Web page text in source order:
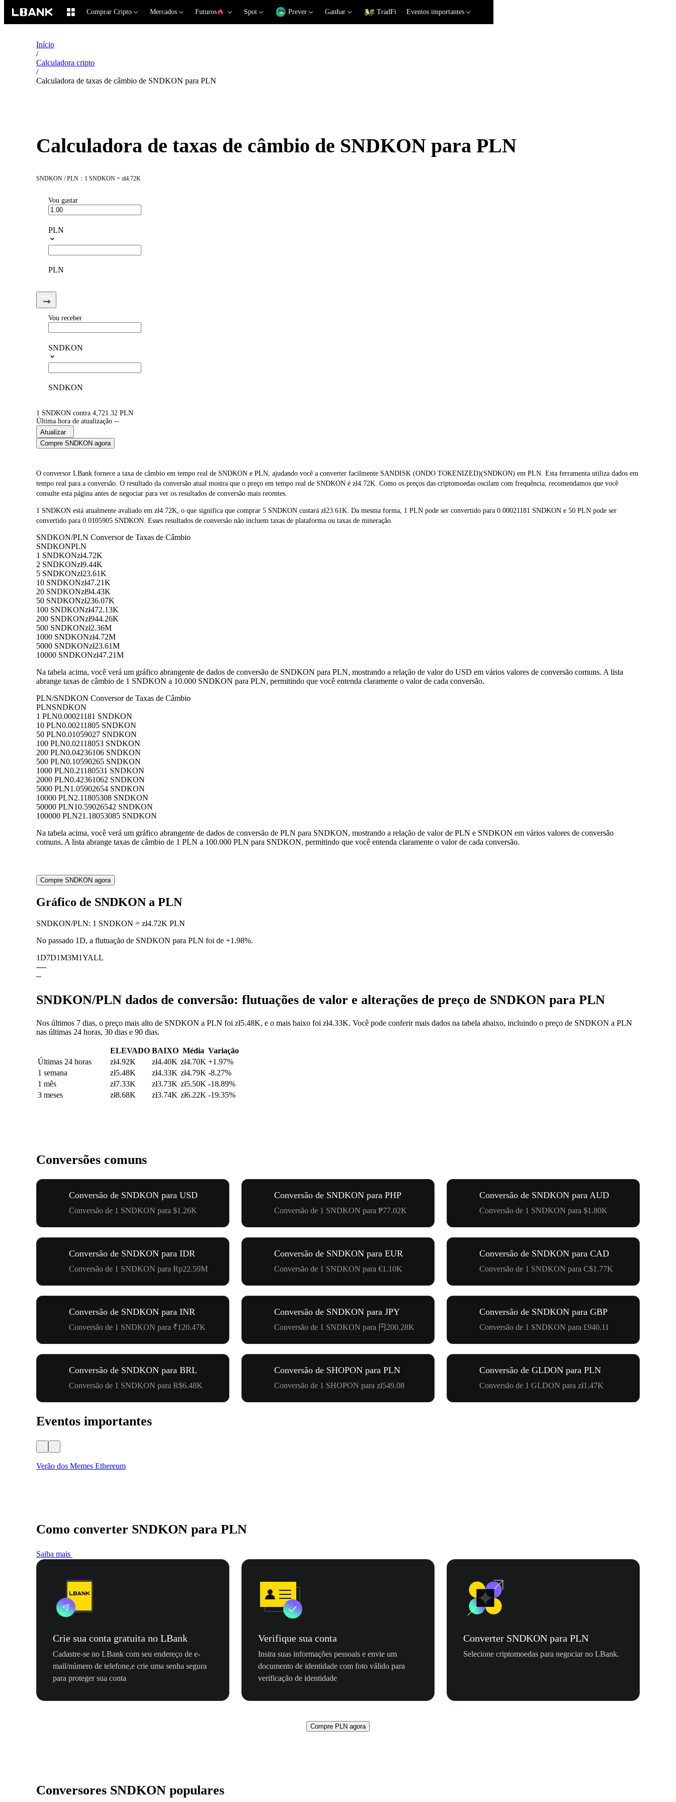
Comprar Cripto Mercados Futuros Spot Prever Ganhar TradFi Eventos importantes
Início
/
Calculadora cripto
/
Calculadora de taxas de câmbio de SNDKON para PLN
Calculadora de taxas de câmbio de SNDKON para PLN
SNDKON / PLN：1 SNDKON = zł4.72K
Vou gastar
PLN
PLN
Vou receber
SNDKON
SNDKON
1 SNDKON contra 4,721.32 PLN
Última hora de atualização --
Atualizar
Compre SNDKON agora
O conversor LBank fornece a taxa de câmbio em tempo real de SNDKON e PLN, ajudando você a converter facilmente SANDISK (ONDO TOKENIZED)(SNDKON) em PLN. Esta ferramenta utiliza dados em
tempo real para a conversão. O resultado da conversão atual mostra que o preço em tempo real de SNDKON é zł4.72K. Como os preços das criptomoedas oscilam com frequência, recomendamos que você
consulte esta página antes de negociar para ver os resultados de conversão mais recentes.
1 SNDKON está atualmente avaliado em zł4.72K, o que significa que comprar 5 SNDKON custará zł23.61K. Da mesma forma, 1 PLN pode ser convertido para 0.00021181 SNDKON e 50 PLN pode ser
convertido para 0.0105905 SNDKON. Esses resultados de conversão não incluem taxas de plataforma ou taxas de mineração.
SNDKON/PLN Conversor de Taxas de Câmbio
SNDKONPLN
1 SNDKONzł4.72K
2 SNDKONzł9.44K
5 SNDKONzł23.61K
10 SNDKONzł47.21K
20 SNDKONzł94.43K
50 SNDKONzł236.07K
100 SNDKONzł472.13K
200 SNDKONzł944.26K
500 SNDKONzł2.36M
1000 SNDKONzł4.72M
5000 SNDKONzł23.61M
10000 SNDKONzł47.21M
Na tabela acima, você verá um gráfico abrangente de dados de conversão de SNDKON para PLN, mostrando a relação de valor do USD em vários valores de conversão comuns. A lista
abrange taxas de câmbio de 1 SNDKON a 10.000 SNDKON para PLN, permitindo que você entenda claramente o valor de cada conversão.
PLN/SNDKON Conversor de Taxas de Câmbio
PLNSNDKON
1 PLN0.00021181 SNDKON
10 PLN0.00211805 SNDKON
50 PLN0.01059027 SNDKON
100 PLN0.02118053 SNDKON
200 PLN0.04236106 SNDKON
500 PLN0.10590265 SNDKON
1000 PLN0.21180531 SNDKON
2000 PLN0.42361062 SNDKON
5000 PLN1.05902654 SNDKON
10000 PLN2.11805308 SNDKON
50000 PLN10.59026542 SNDKON
100000 PLN21.18053085 SNDKON
Na tabela acima, você verá um gráfico abrangente de dados de conversão de PLN para SNDKON, mostrando a relação de valor de PLN e SNDKON em vários valores de conversão
comuns. A lista abrange taxas de câmbio de 1 PLN a 100.000 PLN para SNDKON, permitindo que você entenda claramente o valor de cada conversão.
Compre SNDKON agora
Gráfico de SNDKON a PLN
SNDKON/PLN: 1 SNDKON = zł4.72K PLN
No passado 1D, a flutuação de SNDKON para PLN foi de +1.98%.
1D7D1M3M1YALL
----
--
SNDKON/PLN dados de conversão: flutuações de valor e alterações de preço de SNDKON para PLN
Nos últimos 7 dias, o preço mais alto de SNDKON a PLN foi zł5.48K, e o mais baixo foi zł4.33K. Você pode conferir mais dados na tabela abaixo, incluindo o preço de SNDKON a PLN
nas últimas 24 horas, 30 dias e 90 dias.
ELEVADO BAIXO Média Variação
Últimas 24 horas
zł4.92K zł4.40K zł4.70K +1.97%
1 semana
zł5.48K zł4.33K zł4.79K -8.27%
1 mês
zł7.33K zł3.73K zł5.50K -18.89%
3 meses
zł8.68K zł3.74K zł6.22K -19.35%
Conversões comuns
Conversão de SNDKON para USD
Conversão de 1 SNDKON para $1.26K
Conversão de SNDKON para PHP
Conversão de 1 SNDKON para ₱77.02K
Conversão de SNDKON para AUD
Conversão de 1 SNDKON para $1.80K
Conversão de SNDKON para IDR
Conversão de 1 SNDKON para Rp22.59M
Conversão de SNDKON para EUR
Conversão de 1 SNDKON para €1.10K
Conversão de SNDKON para CAD
Conversão de 1 SNDKON para C$1.77K
Conversão de SNDKON para INR
Conversão de 1 SNDKON para ₹120.47K
Conversão de SNDKON para JPY
Conversão de 1 SNDKON para 円200.28K
Conversão de SNDKON para GBP
Conversão de 1 SNDKON para £940.11
Conversão de SNDKON para BRL
Conversão de 1 SNDKON para R$6.48K
Conversão de SHOPON para PLN
Conversão de 1 SHOPON para zł549.08
Conversão de GLDON para PLN
Conversão de 1 GLDON para zł1.47K
Eventos importantes
Verão dos Memes Ethereum
Como converter SNDKON para PLN
Saiba mais
Crie sua conta gratuita no LBank
Cadastre-se no LBank com seu endereço de e-
mail/número de telefone,e crie uma senha segura
para proteger sua conta
Verifique sua conta
Insira suas informações pessoais e envie um
documento de identidade com foto válido para
verificação de identidade
Converter SNDKON para PLN
Selecione criptomoedas para negociar no LBank.
Compre PLN agora
Conversores SNDKON populares